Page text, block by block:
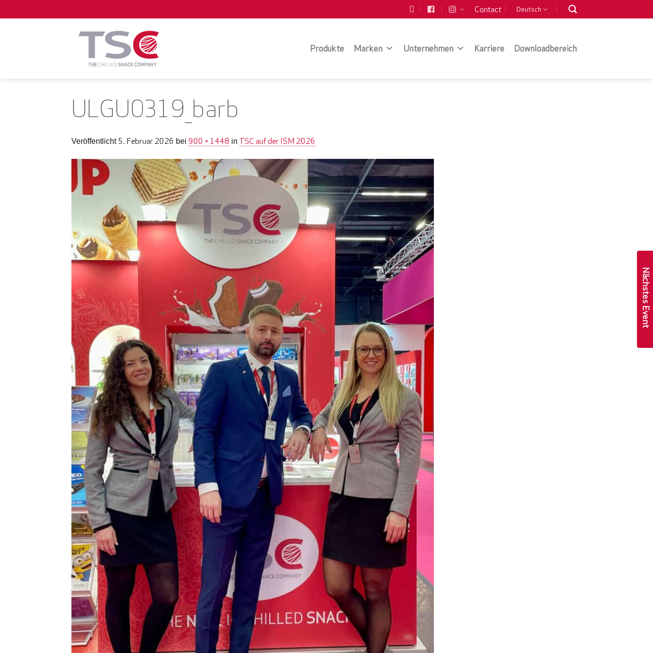
Inhalt
Contact Deutsch
Produkte Marken Unternehmen Karriere Downloadbereich
ULGU0319_barb
Veröffentlicht 5. Februar 2026 bei 900 × 1448 in TSC auf der ISM 2026
Nächstes Event